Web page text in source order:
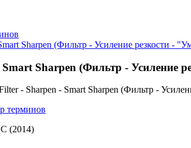
Sharpen (Фильтр - Усиление резкости -
Sharpen (Фильтр - Усиление
- Sharpen - Smart Sharpen (Фильтр -
терминов
(2014)